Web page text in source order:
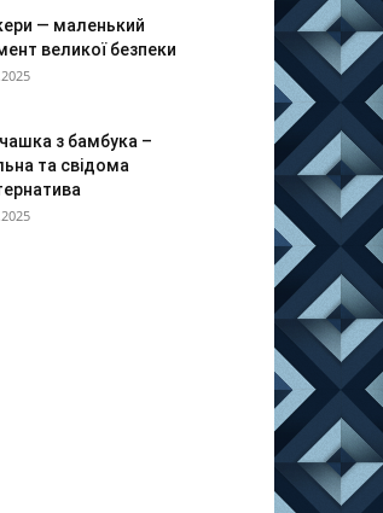
— маленький
великої безпеки
з бамбука –
та свідома